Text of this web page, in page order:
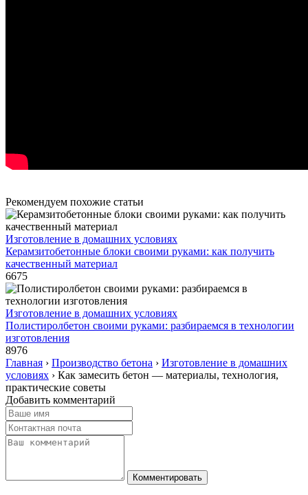
Рекомендуем похожие статьи
Изготовление в домашних условиях
Керамзитобетонные блоки своими руками: как получить
качественный материал
6675
Изготовление в домашних условиях
Полистиролбетон своими руками: разбираемся в технологии
изготовления
8976
Главная › Производство бетона › Изготовление в домашних
условиях › Как замесить бетон — материалы, технология,
практические советы
Добавить комментарий